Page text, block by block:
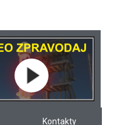
Kontakty